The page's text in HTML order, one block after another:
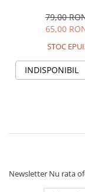
79,00
65,00
STOC
INDISPONIBIL
Newsletter Nu rata